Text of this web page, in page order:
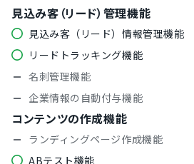
見込み客（リード）管理機能
見込み客（リード）情報管理機能
リードトラッキング機能
名刺管理機能
企業情報の自動付与機能
コンテンツの作成機能
ランディングページ作成機能
ABテスト機能